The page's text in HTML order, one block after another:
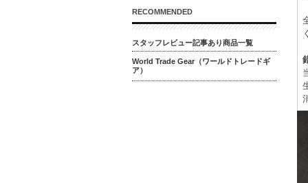
RECOMMENDED
スタッフレビュー記事あり商品一覧
World Trade Gear（ワールドトレードギ
ア）